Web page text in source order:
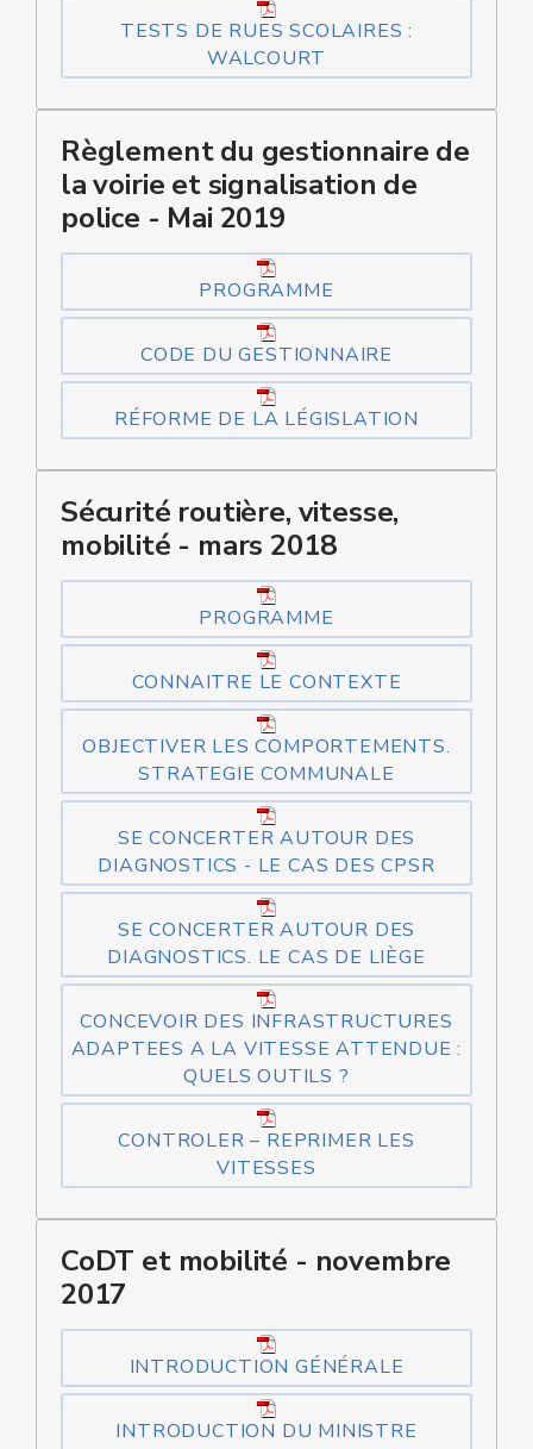
TESTS DE RUES SCOLAIRES :
WALCOURT
Règlement du gestionnaire de
la voirie et signalisation de
police - Mai 2019
PROGRAMME
CODE DU GESTIONNAIRE
RÉFORME DE LA LÉGISLATION
Sécurité routière, vitesse,
mobilité - mars 2018
PROGRAMME
CONNAITRE LE CONTEXTE
OBJECTIVER LES COMPORTEMENTS.
STRATEGIE COMMUNALE
SE CONCERTER AUTOUR DES
DIAGNOSTICS - LE CAS DES CPSR
SE CONCERTER AUTOUR DES
DIAGNOSTICS. LE CAS DE LIÈGE
CONCEVOIR DES INFRASTRUCTURES
ADAPTEES A LA VITESSE ATTENDUE :
QUELS OUTILS ?
CONTROLER – REPRIMER LES
VITESSES
CoDT et mobilité - novembre
2017
INTRODUCTION GÉNÉRALE
INTRODUCTION DU MINISTRE